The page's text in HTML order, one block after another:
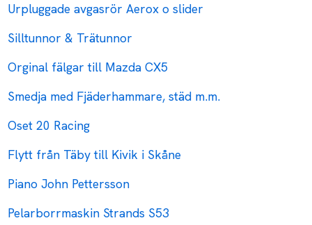
Urpluggade avgasrör Aerox o slider
Silltunnor & Trätunnor
Orginal fälgar till Mazda CX5
Smedja med Fjäderhammare, städ m.m.
Oset 20 Racing
Flytt från Täby till Kivik i Skåne
Piano John Pettersson
Pelarborrmaskin Strands S53